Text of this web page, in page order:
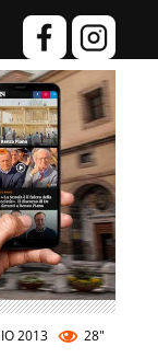
2013 28"